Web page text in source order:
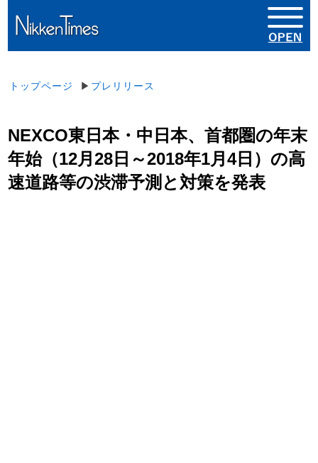
トップページ ▶ プレリリース
NEXCO東日本・中日本、首都圏の年末
年始（12月28日～2018年1月4日）の高
速道路等の渋滞予測と対策を発表